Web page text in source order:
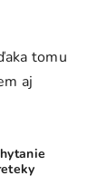
tomu
aj